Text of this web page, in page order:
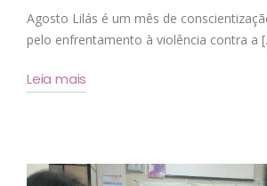
Agosto Lilás é um mês de
pelo enfrentamento à violência contra a
Leia mais